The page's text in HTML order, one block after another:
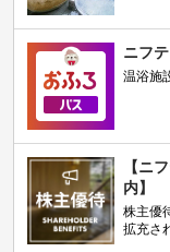
ニフ
温浴施
【ニ
内】
株主優
拡充さ